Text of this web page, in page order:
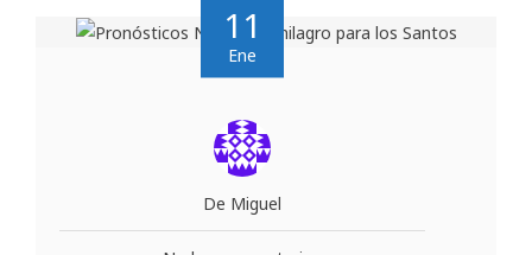
11
Ene
De Miguel